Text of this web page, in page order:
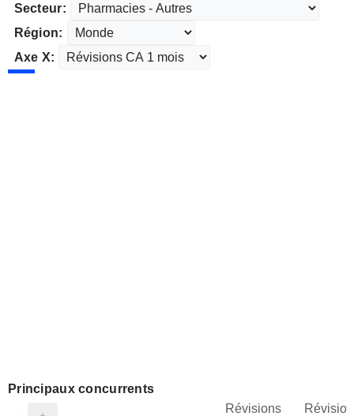
Secteur:
Région:
Axe X:
Principaux concurrents
Révisions